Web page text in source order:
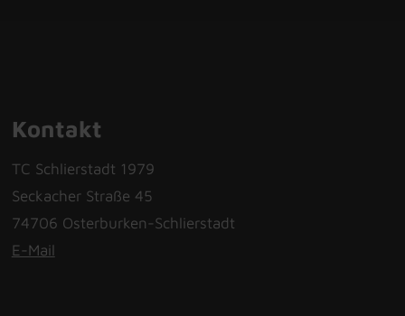
Kontakt
TC Schlierstadt 1979
Seckacher Straße 45
74706 Osterburken-Schlierstadt
E-Mail